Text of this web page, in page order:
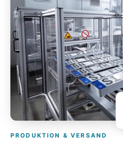
PRODUKTION & VERSAND